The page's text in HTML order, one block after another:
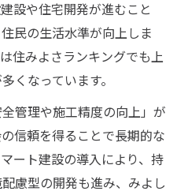
設や住宅開発が進むこと
民の生活水準が向上しま
住みよさランキングでも上
くなっています。
管理や施工精度の向上」が
信頼を得ることで長期的な
ート建設の導入により、持
慮型の開発も進み、みよし